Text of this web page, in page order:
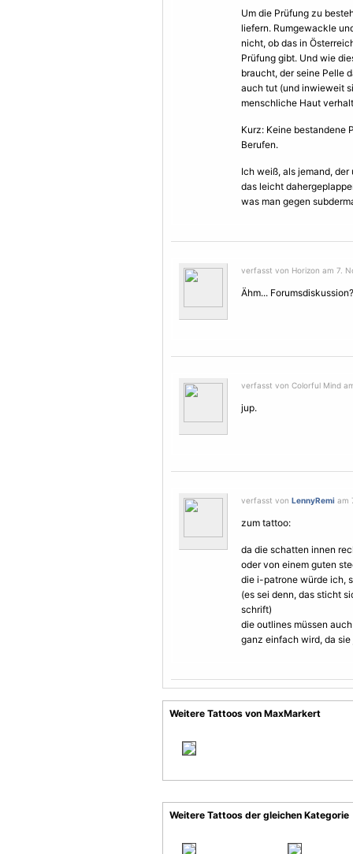
Um die Prüfung zu
liefern. Rumgewackle
nicht, ob das in
Prüfung gibt. Und wie
braucht, der seine Pelle
auch tut (und inwieweit
menschliche Haut
Kurz: Keine bestandene
Berufen.
Ich weiß, als jemand,
das leicht
was man gegen
verfasst von Horizon am 7.
Ähm...
verfasst von Colorful Mind
jup.
verfasst von LennyRemi am
zum tattoo:
da die schatten innen
oder von einem guten
die i-patrone würde ich,
(es sei denn, das sticht
schrift)
die outlines müssen
ganz einfach wird, da
Weitere Tattoos von MaxMarkert
Weitere Tattoos der gleichen Kategorie